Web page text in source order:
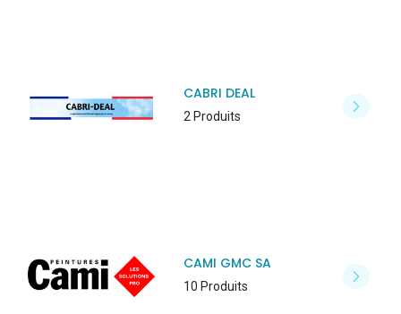
CABRI DEAL
2 Produits
CAMI GMC SA
10 Produits